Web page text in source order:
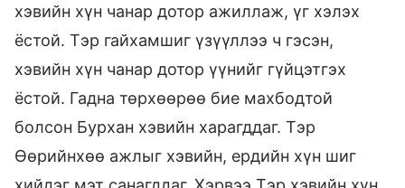
хэвийн хүн чанар дотор ажиллаж, үг хэлэх
ёстой. Тэр гайхамшиг үзүүллээ ч гэсэн,
хэвийн хүн чанар дотор үүнийг гүйцэтгэх
ёстой. Гадна төрхөөрөө бие махбодтой
болсон Бурхан хэвийн харагддаг. Тэр
Өөрийнхөө ажлыг хэвийн, ердийн хүн шиг